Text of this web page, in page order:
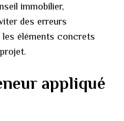
immobilier,
des erreurs
les éléments concrets
appliqué